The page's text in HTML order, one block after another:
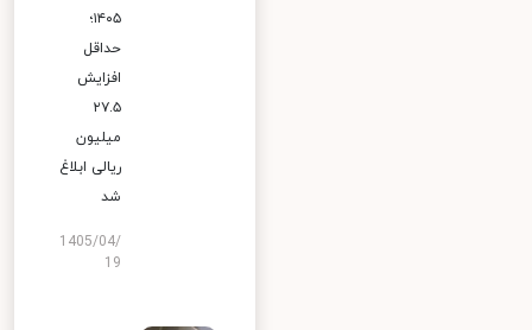
۱۴۰۵؛
حداقل
افزایش
۲۷.۵
میلیون
ریالی ابلاغ
شد
1405/04/
19